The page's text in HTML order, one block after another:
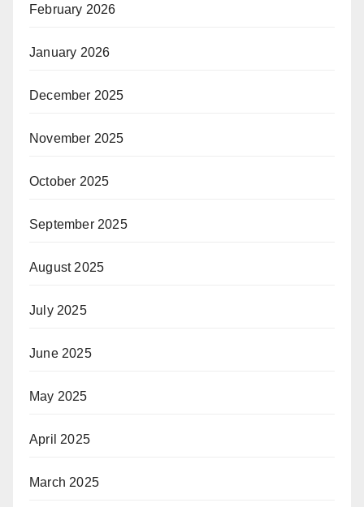
February 2026
January 2026
December 2025
November 2025
October 2025
September 2025
August 2025
July 2025
June 2025
May 2025
April 2025
March 2025